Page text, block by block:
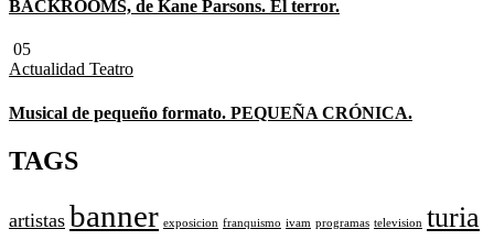
BACKROOMS, de Kane Parsons. El terror.
05
Actualidad Teatro
Musical de pequeño formato. PEQUEÑA CRÓNICA.
TAGS
artistas banner exposicion franquismo ivam programas television turia